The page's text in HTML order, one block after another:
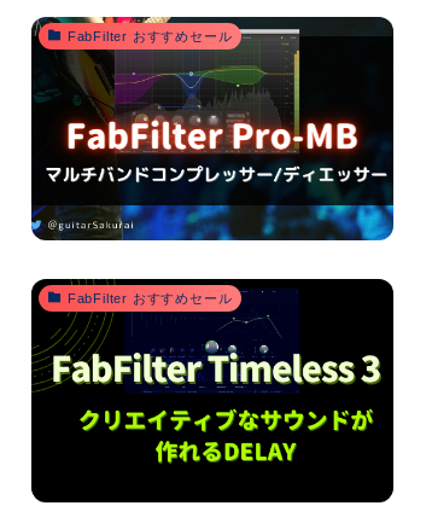
FabFilter おすすめセール
FabFilter おすすめセール